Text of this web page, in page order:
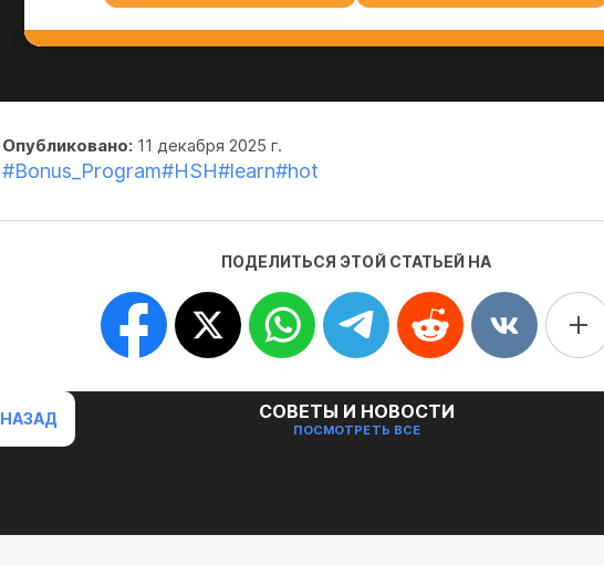
Опубликовано: 11 декабря 2025 г.
#Bonus_Program#HSH#learn#hot
ПОДЕЛИТЬСЯ ЭТОЙ СТАТЬЕЙ НА
НАЗАД СОВЕТЫ И НОВОСТИ
ПОСМОТРЕТЬ ВСЕ